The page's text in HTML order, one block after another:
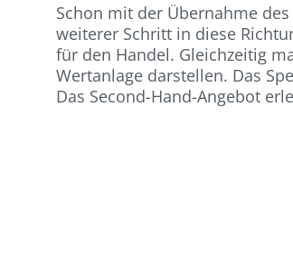
Schon mit der Übernahme
weiterer Schritt in diese
für den Handel. Gleichzeitig
Wertanlage darstellen. Das
Das Second-Hand-Angebot